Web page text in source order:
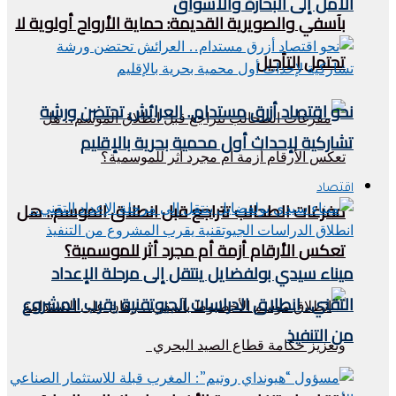
بآسفي والصويرية القديمة: حماية الأرواح أولوية لا
تحتمل التأجيل
مفرغات الطحالب تتراجع قبل انطلاق الموسم.. هل
تعكس الأرقام أزمة أم مجرد أثر للموسمية؟
نحو اقتصاد أزرق مستدام.. العرائش تحتضن ورشة
تشاركية لإحداث أول محمية بحرية بالإقليم
اقتصاد
ميناء سيدي بولفضايل ينتقل إلى مرحلة الإعداد
التقني.. انطلاق الدراسات الجيوتقنية يقرب المشروع
من التنفيذ